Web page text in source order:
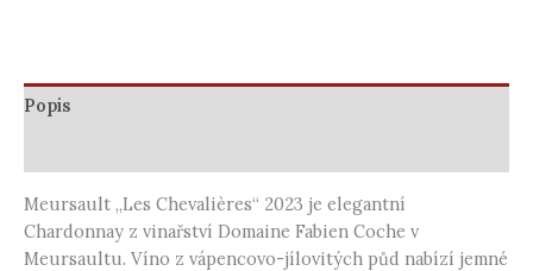
Popis
Meursault „Les Chevalières“ 2023 je elegantní
Chardonnay z vinařství Domaine Fabien Coche v
Meursaultu. Víno z vápencovo-jílovitých půd nabízí jemné